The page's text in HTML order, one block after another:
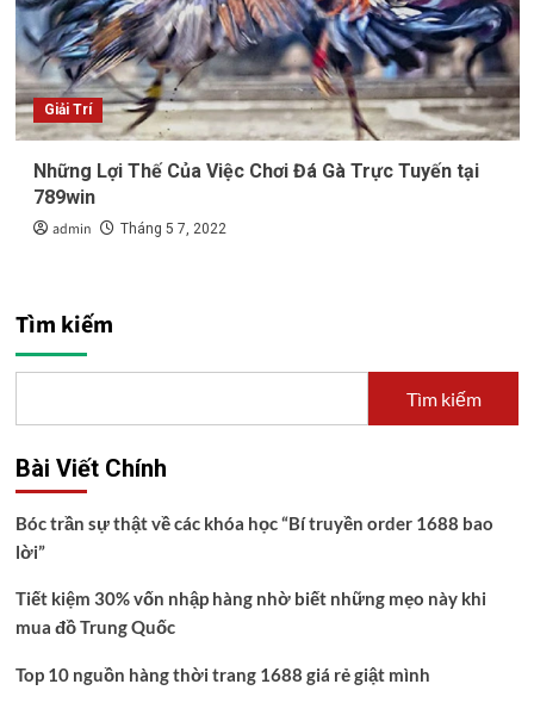
Giải Trí
Những Lợi Thế Của Việc Chơi Đá Gà Trực Tuyến tại
789win
admin Tháng 5 7, 2022
Tìm kiếm
Tìm kiếm
Bài Viết Chính
Bóc trần sự thật về các khóa học “Bí truyền order 1688 bao
lời”
Tiết kiệm 30% vốn nhập hàng nhờ biết những mẹo này khi
mua đồ Trung Quốc
Top 10 nguồn hàng thời trang 1688 giá rẻ giật mình